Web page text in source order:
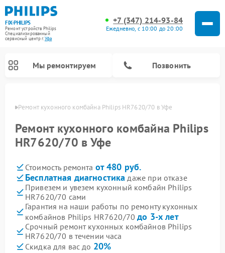
FIX-PHILIPS
Ремонт устройств Philips
Специализированный
cервисный центр г.Уфа
+7 (347) 214-93-84
Ежедневно, с 10:00 до 20:00
Мы ремонтируем Позвонить
Ремонт кухонного комбайна Philips HR7620/70 в Уфе
Ремонт кухонного комбайна Philips
HR7620/70 в Уфе
Стоимость ремонта от 480 руб.
Бесплатная диагностика даже при отказе
Привезем и увезем кухонный комбайн Philips
HR7620/70 сами
Гарантия на наши работы по ремонту кухонных
комбайнов Philips HR7620/70до 3-х лет
Срочный ремонт кухонных комбайнов Philips
HR7620/70 в течении часа
Скидка для вас до 20%